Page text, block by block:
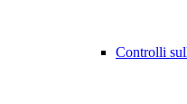
Controlli